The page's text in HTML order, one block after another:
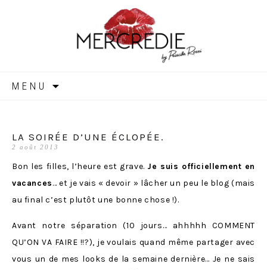
MERCREDIE
MENU
LA SOIRÉE D’UNE ÉCLOPÉE.
2 août 2013
Bon les filles, l’heure est grave. Je suis officiellement en
vacances… et je vais « devoir » lâcher un peu le blog (mais
au final c’est plutôt une bonne chose !).
Avant notre séparation (10 jours… ahhhhh COMMENT
QU’ON VA FAIRE !!?), je voulais quand même partager avec
vous un de mes looks de la semaine dernière… Je ne sais